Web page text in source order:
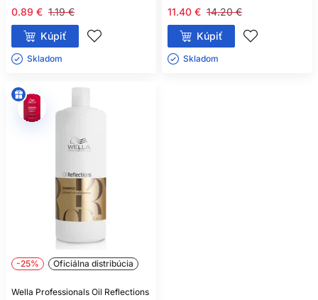
1.19 €
0.89 €
Kúpiť
Skladom ㅤ
14.20 €
11.40 €
Kúpiť
Skladom ㅤ
-25% Oficiálna distribúcia
Wella Professionals Oil Reflections